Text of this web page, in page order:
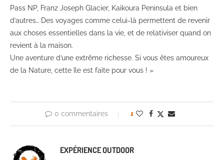
Pass NP, Franz Joseph Glacier, Kaikoura Peninsula et bien
d’autres… Des voyages comme celui-là permettent de revenir
aux choses essentielles dans la vie, et de relativiser quand on
revient à la maison.
Une aventure d’une extrême richesse. Si vous êtes amoureux
de la Nature, cette île est faite pour vous ! »
0 commentaires 1
EXPÉRIENCE OUTDOOR